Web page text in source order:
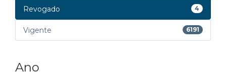
Revogado 4
Vigente 6191
Ano